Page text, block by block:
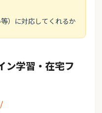
）に対応してくれるか
ン学習・在宅フ